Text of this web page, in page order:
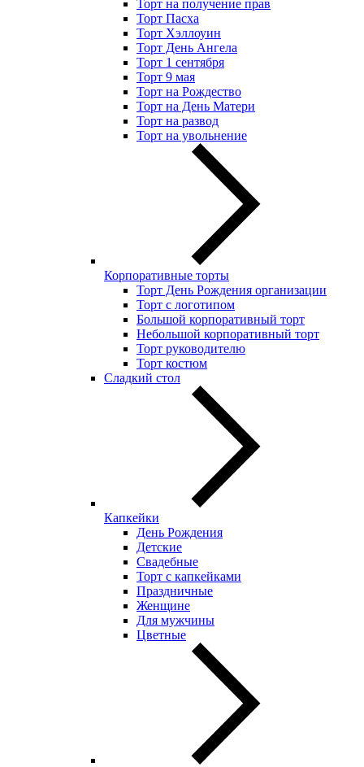
Торт на получение прав
Торт Пасха
Торт Хэллоуин
Торт День Ангела
Торт 1 сентября
Торт 9 мая
Торт на Рождество
Торт на День Матери
Торт на развод
Торт на увольнение
Корпоративные торты
Торт День Рождения организации
Торт с логотипом
Большой корпоративный торт
Небольшой корпоративный торт
Торт руководителю
Торт костюм
Сладкий стол
Капкейки
День Рождения
Детские
Свадебные
Торт с капкейками
Праздничные
Женщине
Для мужчины
Цветные